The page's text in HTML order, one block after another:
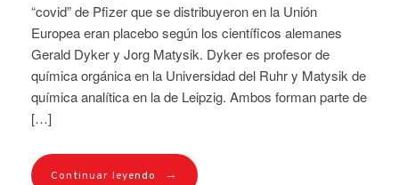
“covid” de Pfizer que se distribuyeron en la Unión
Europea eran placebo según los científicos alemanes
Gerald Dyker y Jorg Matysik. Dyker es profesor de
química orgánica en la Universidad del Ruhr y Matysik de
química analítica en la de Leipzig. Ambos forman parte de
[…]
Continuar leyendo →